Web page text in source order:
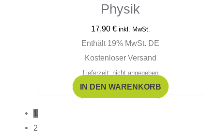
Physik
17,90 € inkl. MwSt.
Enthält 19% MwSt. DE
Kostenloser Versand
Lieferzeit: nicht angegeben
IN DEN WARENKORB
1
2